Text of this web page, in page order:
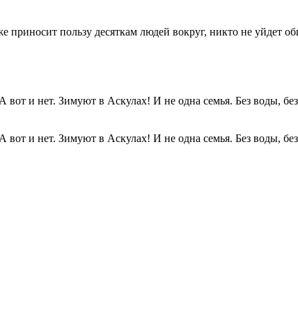
приносит пользу десяткам людей вокруг, никто не уйдет
вот и нет. Зимуют в Аскулах! И не одна семья. Без воды,
вот и нет. Зимуют в Аскулах! И не одна семья. Без воды,